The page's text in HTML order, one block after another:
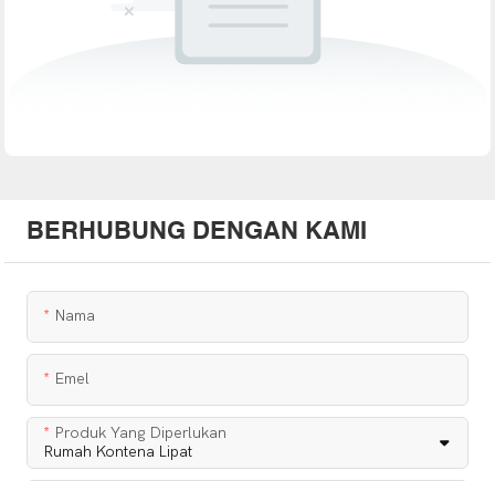
BERHUBUNG DENGAN KAMI
Nama
Emel
Produk Yang Diperlukan